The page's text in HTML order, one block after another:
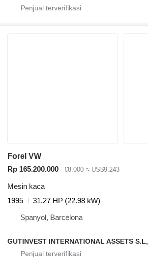
Forel VW
Rp 165.200.000
€8.000 ≈ US$9.243
Mesin kaca
1995
31.27 HP (22.98 kW)
Spanyol, Barcelona
GUTINVEST INTERNATIONAL ASSETS S.L,